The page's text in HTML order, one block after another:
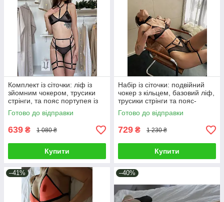
Комплект із сіточки: ліф із
зйомним чокером, трусики
стрінги, та пояс портупея із
подвійними гартерами
Готово до відправки
639 ₴ 1 080 ₴
Купити
Набір із сіточки: подвійний
чокер з кільцем, базовий ліф,
трусики стрінги та пояс-
портупея із зйомними
гартерами
Готово до відправки
729 ₴ 1 230 ₴
Купити
–41% –40%